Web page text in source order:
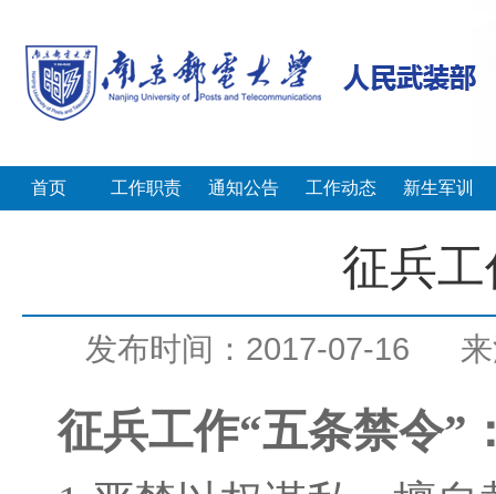
首页 工作职责 通知公告 工作动态 新生军训
征兵工
发布时间：2017-07-16
征兵工作“五条禁令”